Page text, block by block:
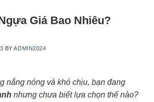
Giá Bao Nhiêu?
BYADMIN2024
nắng nóng và khó chịu, bạn đang
nhưng chưa biết lựa chọn thế nào?